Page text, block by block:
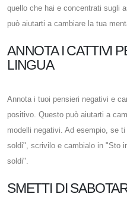
quello che hai e concentrati sugli
può aiutarti a cambiare la tua
ANNOTA I CATTIVI
LINGUA
Annota i tuoi pensieri negativi e
positivo. Questo può aiutarti a
modelli negativi. Ad esempio, se
soldi", scrivilo e cambialo in "Sto
soldi".
SMETTI DI